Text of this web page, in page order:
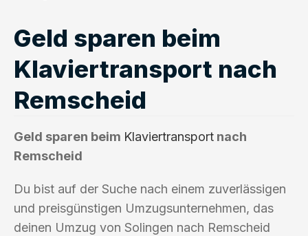
Geld sparen beim
Klaviertransport nach
Remscheid
Geld sparen beim Klaviertransport nach
Remscheid
Du bist auf der Suche nach einem zuverlässigen
und preisgünstigen Umzugsunternehmen, das
deinen Umzug von Solingen nach Remscheid